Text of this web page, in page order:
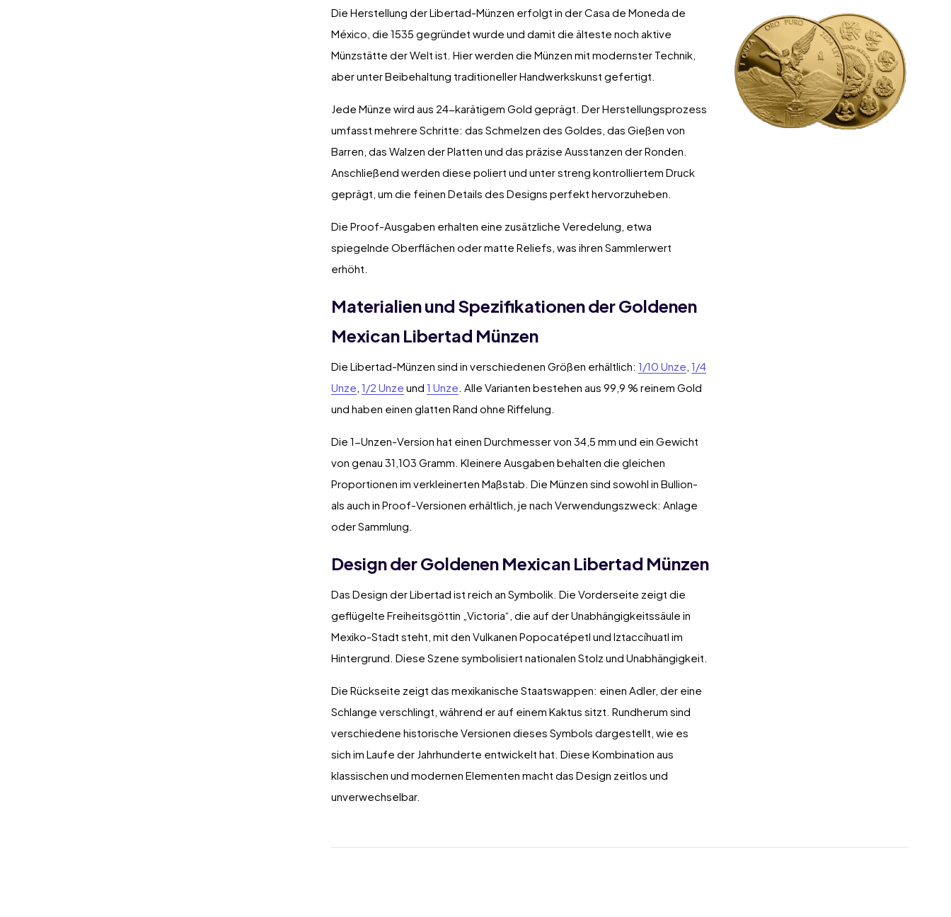
Die Herstellung der Libertad-Münzen erfolgt in der Casa de Moneda de
México, die 1535 gegründet wurde und damit die älteste noch aktive
Münzstätte der Welt ist. Hier werden die Münzen mit modernster Technik,
aber unter Beibehaltung traditioneller Handwerkskunst gefertigt.
Jede Münze wird aus 24-karätigem Gold geprägt. Der Herstellungsprozess
umfasst mehrere Schritte: das Schmelzen des Goldes, das Gießen von
Barren, das Walzen der Platten und das präzise Ausstanzen der Ronden.
Anschließend werden diese poliert und unter streng kontrolliertem Druck
geprägt, um die feinen Details des Designs perfekt hervorzuheben.
Die Proof-Ausgaben erhalten eine zusätzliche Veredelung, etwa
spiegelnde Oberflächen oder matte Reliefs, was ihren Sammlerwert
erhöht.
Materialien und Spezifikationen der Goldenen
Mexican Libertad Münzen
Die Libertad-Münzen sind in verschiedenen Größen erhältlich: 1/10 Unze, 1/4
Unze, 1/2 Unze und 1 Unze. Alle Varianten bestehen aus 99,9 % reinem Gold
und haben einen glatten Rand ohne Riffelung.
Die 1-Unzen-Version hat einen Durchmesser von 34,5 mm und ein Gewicht
von genau 31,103 Gramm. Kleinere Ausgaben behalten die gleichen
Proportionen im verkleinerten Maßstab. Die Münzen sind sowohl in Bullion-
als auch in Proof-Versionen erhältlich, je nach Verwendungszweck: Anlage
oder Sammlung.
Design der Goldenen Mexican Libertad Münzen
Das Design der Libertad ist reich an Symbolik. Die Vorderseite zeigt die
geflügelte Freiheitsgöttin „Victoria“, die auf der Unabhängigkeitssäule in
Mexiko-Stadt steht, mit den Vulkanen Popocatépetl und Iztaccíhuatl im
Hintergrund. Diese Szene symbolisiert nationalen Stolz und Unabhängigkeit.
Die Rückseite zeigt das mexikanische Staatswappen: einen Adler, der eine
Schlange verschlingt, während er auf einem Kaktus sitzt. Rundherum sind
verschiedene historische Versionen dieses Symbols dargestellt, wie es
sich im Laufe der Jahrhunderte entwickelt hat. Diese Kombination aus
klassischen und modernen Elementen macht das Design zeitlos und
unverwechselbar.